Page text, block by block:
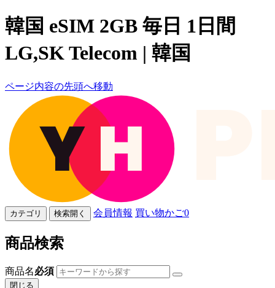
韓国 eSIM 2GB 毎日 1日間
LG,SK Telecom | 韓国
ページ内容の先頭へ移動
カテゴリ 検索開く 会員情報 買い物かご0
商品検索
商品名必須
閉じる